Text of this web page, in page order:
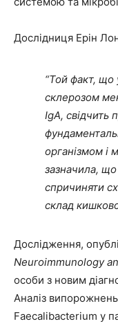
Дослідниця Ерін
“Той факт, що
склерозом
IgA,
організмом і
зазначила,
спричиняти
склад
Дослідження,
Neuroimmunology
особи з новим
Аналіз
Faecalibacterium у